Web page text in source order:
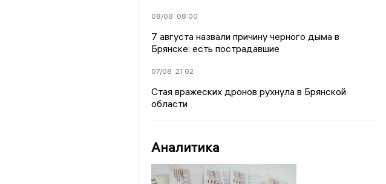
08/08 08:00
7 августа назвали причину черного дыма в
Брянске: есть пострадавшие
07/08 21:02
Стая вражеских дронов рухнула в Брянской
области
Аналитика